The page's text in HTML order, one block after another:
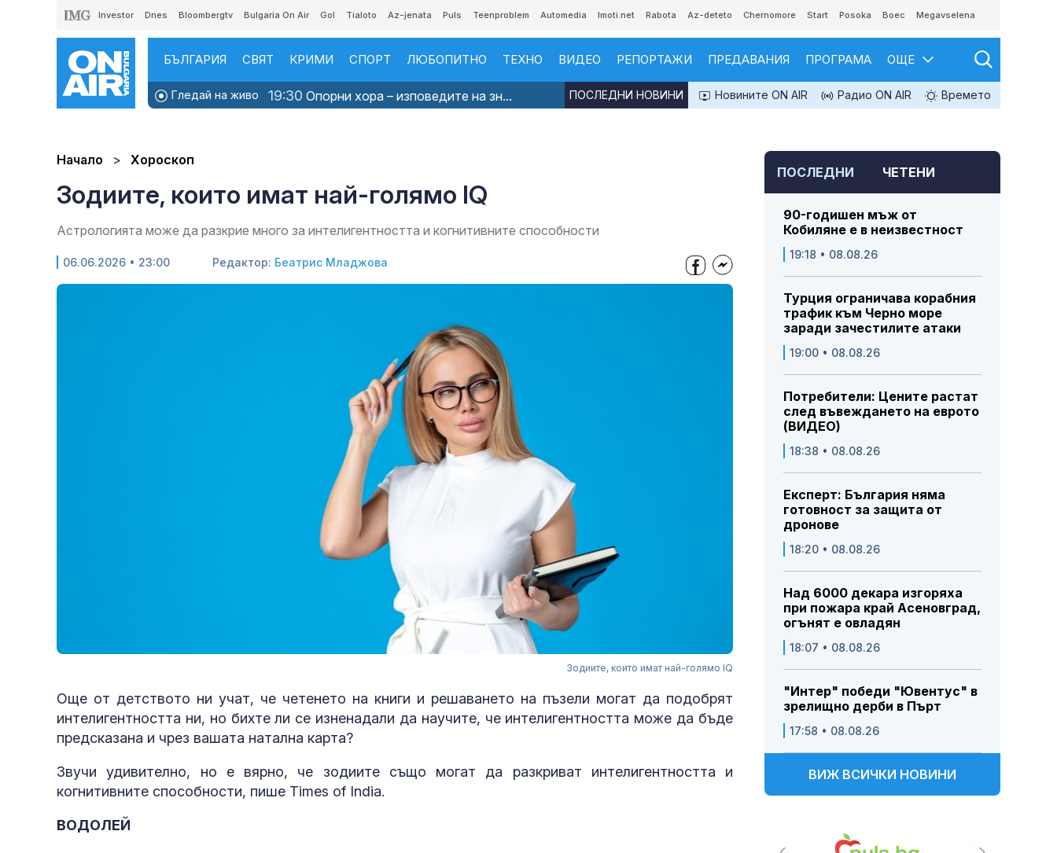
Investor Dnes Bloombergtv Bulgaria On Air Gol Tialoto Az-jenata Puls Teenproblem Automedia Imoti.net Rabota Az-deteto Chernomore Start Posoka Boec Megavselena
БЪЛГАРИЯ СВЯТ КРИМИ СПОРТ ЛЮБОПИТНО ТЕХНО ВИДЕО РЕПОРТАЖИ ПРЕДАВАНИЯ ПРОГРАМА ОЩЕ
Гледай на живо 19:30 Опорни хора – изповедите на зн... Новините ON AIR Радио ON AIR Времето
ПОСЛЕДНИ НОВИНИ
Начало Хороскоп
Зодиите, които имат най-голямо IQ
Астрологията може да разкрие много за интелигентността и когнитивните способности
06.06.2026 • 23:00 Редактор: Беатрис Младжова
Зодиите, които имат най-голямо IQ
Още от детството ни учат, че четенето на книги и решаването на пъзели могат да подобрят
интелигентността ни, но бихте ли се изненадали да научите, че интелигентността може да бъде
предсказана и чрез вашата натална карта?
Звучи удивително, но е вярно, че зодиите също могат да разкриват интелигентността и
когнитивните способности, пише Times of India.
ВОДОЛЕЙ
ПОСЛЕДНИ ЧЕТЕНИ
90-годишен мъж от
Кобиляне е в неизвестност
19:18 • 08.08.26
Турция ограничава корабния
трафик към Черно море
заради зачестилите атаки
19:00 • 08.08.26
Потребители: Цените растат
след въвеждането на еврото
(ВИДЕО)
18:38 • 08.08.26
Експерт: България няма
готовност за защита от
дронове
18:20 • 08.08.26
Над 6000 декара изгоряха
при пожара край Асеновград,
огънят е овладян
18:07 • 08.08.26
"Интер" победи "Ювентус" в
зрелищно дерби в Пърт
17:58 • 08.08.26
ВИЖ ВСИЧКИ НОВИНИ